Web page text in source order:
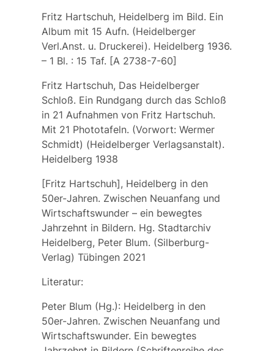
Fritz Hartschuh, Heidelberg im Bild. Ein
Album mit 15 Aufn. (Heidelberger
Verl.Anst. u. Druckerei). Heidelberg 1936.
– 1 Bl. : 15 Taf. [A 2738-7-60]
Fritz Hartschuh, Das Heidelberger
Schloß. Ein Rundgang durch das Schloß
in 21 Aufnahmen von Fritz Hartschuh.
Mit 21 Phototafeln. (Vorwort: Wermer
Schmidt) (Heidelberger Verlagsanstalt).
Heidelberg 1938
[Fritz Hartschuh], Heidelberg in den
50er-Jahren. Zwischen Neuanfang und
Wirtschaftswunder – ein bewegtes
Jahrzehnt in Bildern. Hg. Stadtarchiv
Heidelberg, Peter Blum. (Silberburg-
Verlag) Tübingen 2021
Literatur:
Peter Blum (Hg.): Heidelberg in den
50er-Jahren. Zwischen Neuanfang und
Wirtschaftswunder. Ein bewegtes